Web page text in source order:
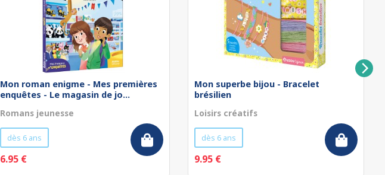
Mon roman enigme - Mes premières
enquêtes - Le magasin de jo...
Romans jeunesse
dès 6 ans
6.95 €
Mon superbe bijou - Bracelet
brésilien
Loisirs créatifs
dès 6 ans
9.95 €